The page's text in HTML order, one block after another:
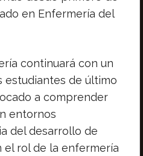
en Enfermería del
continuará con un
estudiantes de último
a comprender
entornos
del desarrollo de
rol de la enfermería